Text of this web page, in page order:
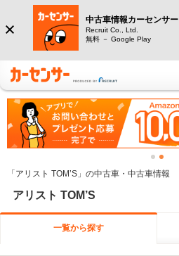
中古車情報カーセンサー
Recruit Co., Ltd.
無料 － Google Play
「アリスト TOM’S」の中古車・中古車情報
アリスト TOM’S
一覧から探す